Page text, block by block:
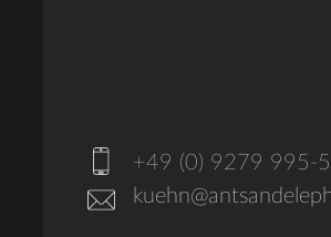
+49 (0) 9279 995-